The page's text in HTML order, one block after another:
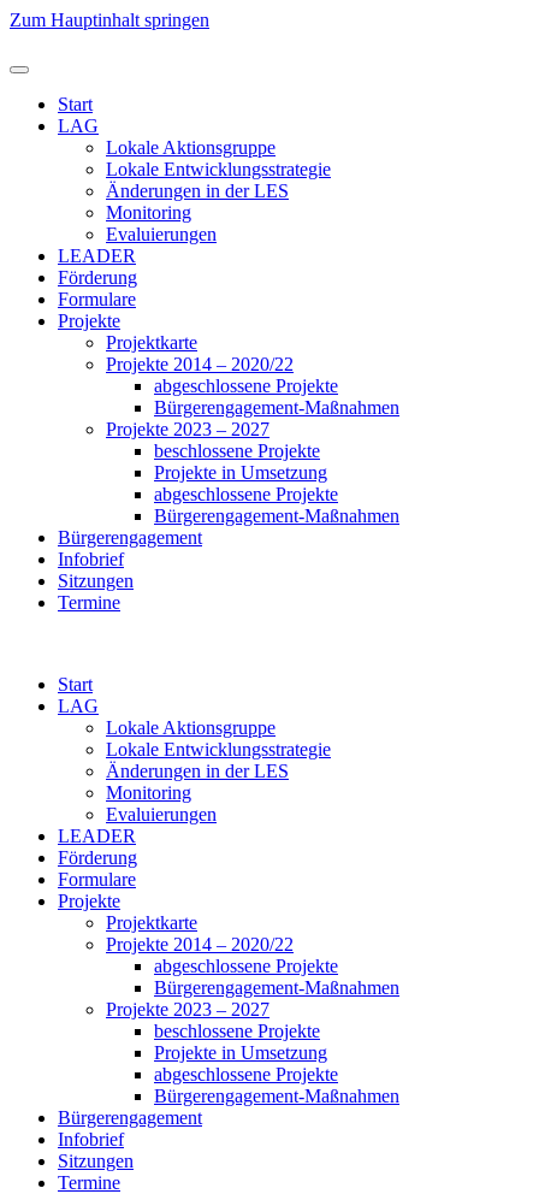
Zum Hauptinhalt springen
Start
LAG
Lokale Aktionsgruppe
Lokale Entwicklungsstrategie
Änderungen in der LES
Monitoring
Evaluierungen
LEADER
Förderung
Formulare
Projekte
Projektkarte
Projekte 2014 – 2020/22
abgeschlossene Projekte
Bürgerengagement-Maßnahmen
Projekte 2023 – 2027
beschlossene Projekte
Projekte in Umsetzung
abgeschlossene Projekte
Bürgerengagement-Maßnahmen
Bürgerengagement
Infobrief
Sitzungen
Termine
Start
LAG
Lokale Aktionsgruppe
Lokale Entwicklungsstrategie
Änderungen in der LES
Monitoring
Evaluierungen
LEADER
Förderung
Formulare
Projekte
Projektkarte
Projekte 2014 – 2020/22
abgeschlossene Projekte
Bürgerengagement-Maßnahmen
Projekte 2023 – 2027
beschlossene Projekte
Projekte in Umsetzung
abgeschlossene Projekte
Bürgerengagement-Maßnahmen
Bürgerengagement
Infobrief
Sitzungen
Termine